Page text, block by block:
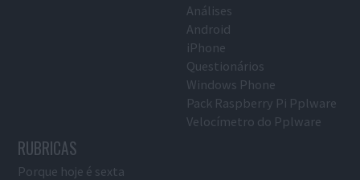
Análises
Android
iPhone
Questionários
Windows Phone
Pack Raspberry Pi Pplware
Velocímetro do Pplware
RUBRICAS
Porque hoje é sexta